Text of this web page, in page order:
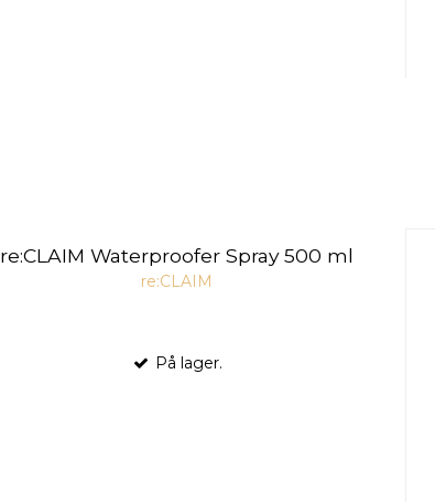
re:CLAIM Waterproofer Spray 500 ml
re:CLAIM
På lager.